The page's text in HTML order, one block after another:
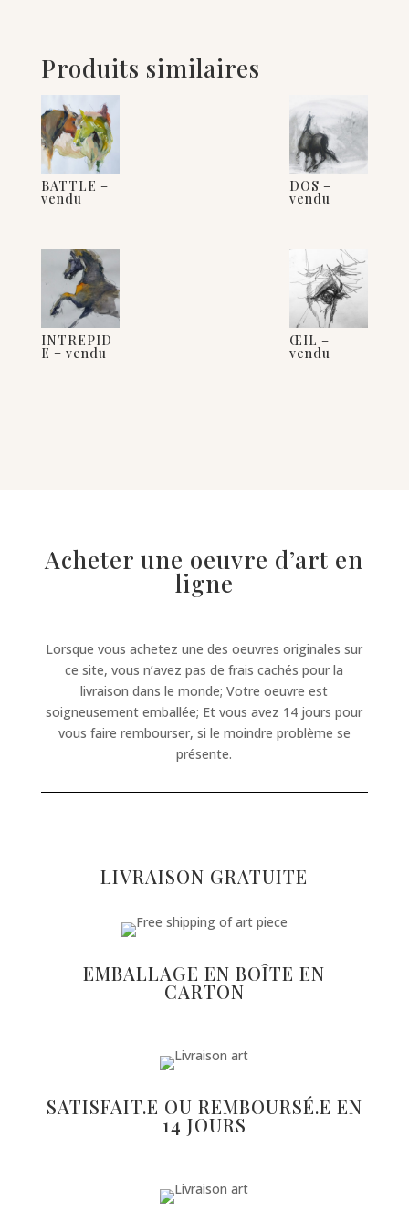
Produits similaires
BATTLE –
vendu
DOS –
vendu
INTREPID
E – vendu
ŒIL –
vendu
Acheter une oeuvre d’art en
ligne
Lorsque vous achetez une des oeuvres originales sur
ce site, vous n’avez pas de frais cachés pour la
livraison dans le monde; Votre oeuvre est
soigneusement emballée; Et vous avez 14 jours pour
vous faire rembourser, si le moindre problème se
présente.
LIVRAISON GRATUITE
EMBALLAGE EN BOÎTE EN
CARTON
SATISFAIT.E OU REMBOURSÉ.E EN
14 JOURS